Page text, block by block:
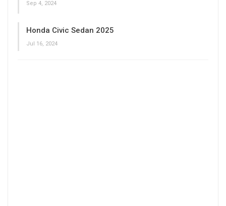
Sep 4, 2024
Honda Civic Sedan 2025
Jul 16, 2024